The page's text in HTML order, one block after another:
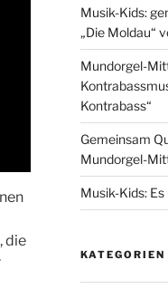
die
Musik-Kids:
„Die Moldau“
Mundorgel-
Kontrabass“
Gemeinsam
Mundorgel-
Musik-Kids:
KATEGORIEN